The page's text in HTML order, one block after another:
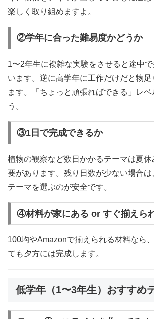
楽しく取り組めますよ。
②学年に合った難易度かどうか
1〜2年生に複雑な実験をさせると途中で
います。逆に高学年に工作だけだと物足
ます。「ちょっと頑張ればできる」レベ
う。
③1日で完成できるか
植物の観察など数日かかるテーマは夏
要があります。残り日数が少ない場合は
テーマを選ぶのが安全です。
④材料が家にある or すぐ揃えら
100均やAmazonで揃えられる材料なら
ても夕方には完成します。
低学年（1〜3年生）おすすめ